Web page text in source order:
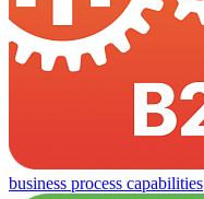
business process capabilities